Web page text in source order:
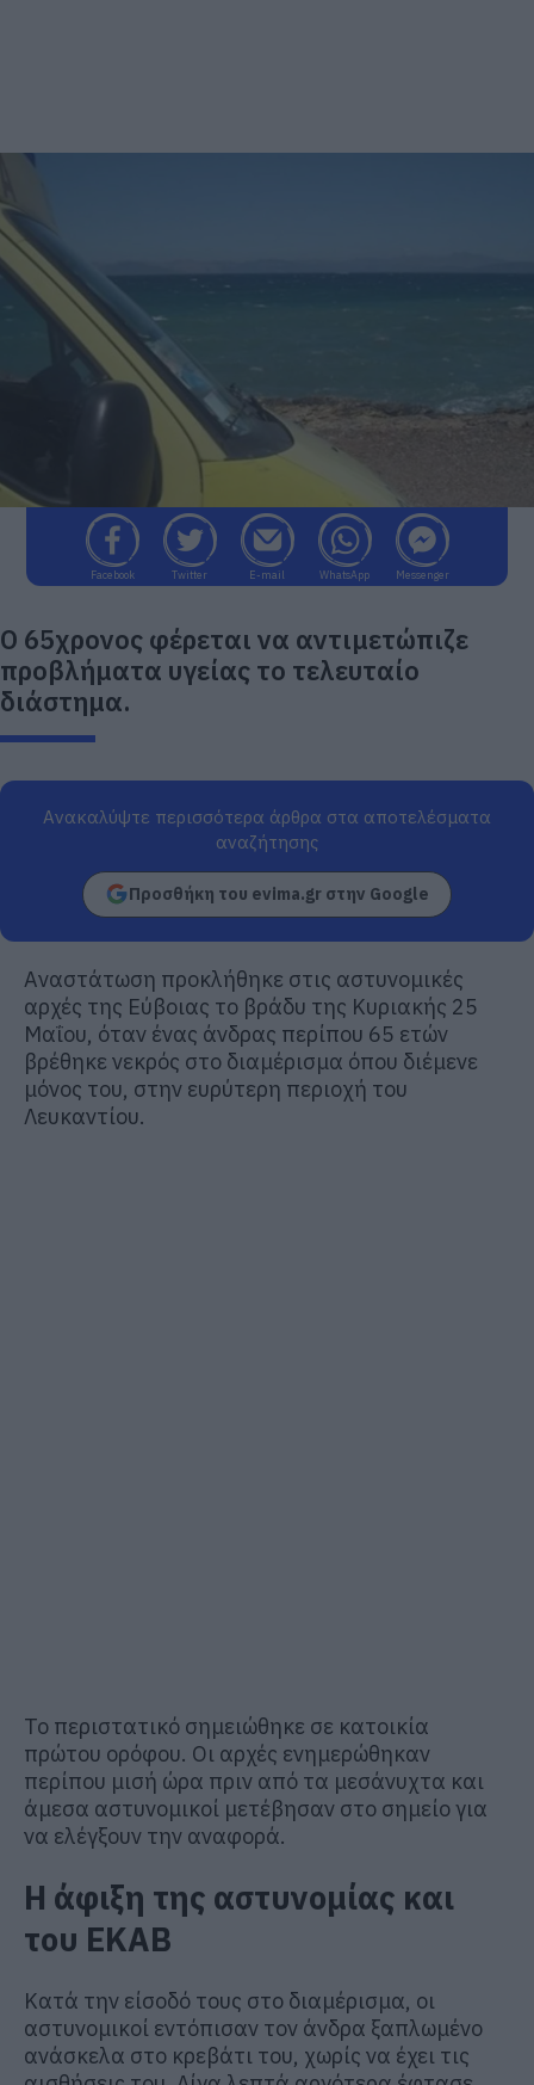
Facebook Twitter E-mail WhatsApp Messenger
Ο 65χρονος φέρεται να αντιμετώπιζε
προβλήματα υγείας το τελευταίο
διάστημα.
Ανακαλύψτε περισσότερα άρθρα στα αποτελέσματα
αναζήτησης
Προσθήκη του evima.gr στην Google
Αναστάτωση προκλήθηκε στις αστυνομικές
αρχές της Εύβοιας το βράδυ της Κυριακής 25
Μαΐου, όταν ένας άνδρας περίπου 65 ετών
βρέθηκε νεκρός στο διαμέρισμα όπου διέμενε
μόνος του, στην ευρύτερη περιοχή του
Λευκαντίου.
Το περιστατικό σημειώθηκε σε κατοικία
πρώτου ορόφου. Οι αρχές ενημερώθηκαν
περίπου μισή ώρα πριν από τα μεσάνυχτα και
άμεσα αστυνομικοί μετέβησαν στο σημείο για
να ελέγξουν την αναφορά.
Η άφιξη της αστυνομίας και
του ΕΚΑΒ
Κατά την είσοδό τους στο διαμέρισμα, οι
αστυνομικοί εντόπισαν τον άνδρα ξαπλωμένο
ανάσκελα στο κρεβάτι του, χωρίς να έχει τις